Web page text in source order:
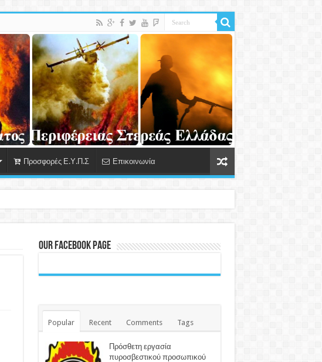
Προσφορές Ε.Υ.Π.Σ Επικοινωνία
Our Facebook Page
Popular Recent Comments Tags
Πρόσθετη εργασία
πυροσβεστικού προσωπικού